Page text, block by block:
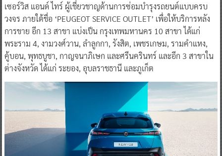
เซอร์วิส แอนด์ ไทร์ ผู้เชี่ยวชาญด้านการซ่อมบำรุงรถยนต์แบบครบ
วงจร ภายใต้ชื่อ ‘PEUGEOT SERVICE OUTLET’ เพื่อให้บริการหลัง
การขาย อีก 13 สาขา แบ่งเป็น กรุงเทพมหานคร 10 สาขา ได้แก่
พระราม 4, งามวงศ์วาน, ลำลูกกา, รังสิต, เพชรเกษม, รามคำแหง,
คู้บอน, พุทธบูชา, กาญจนาภิเษก และศรีนครินทร์ และอีก 3 สาขาใน
ต่างจังหวัด ได้แก่ ระยอง, อุบลราชธานี และภูเก็ต